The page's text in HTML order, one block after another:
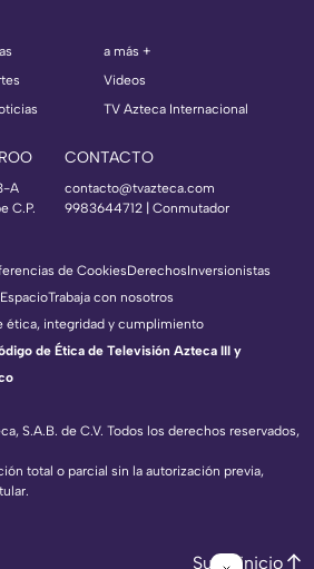
a más +
Videos
TV Azteca Internacional
A
C.P.
CONTACTO
contacto@tvazteca.com
9983644712 | Conmutador
S.A.B. de C.V. Todos los derechos reservados,
total o parcial sin la autorización previa,
de CookiesDerechosInversionistas
Trabaja con nosotros
ética, integridad y cumplimiento
de Ética de Televisión Azteca III y
Subir inicio